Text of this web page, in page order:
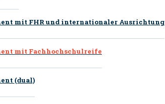
mit FHR und internationaler Ausrichtung
mit Fachhochschulreife
(dual)